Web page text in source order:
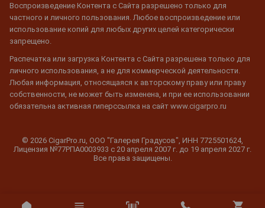
Воспроизведение Контента с Сайта разрешено только для
частного и личного пользования. Любое воспроизведение или
использование копий для любых других целей категорически
запрещено.
Распечатка или загрузка Контента с Сайта разрешена только для
личного использования, а не для коммерческой деятельности.
Любая информация, относящаяся к авторскому праву или праву
собственности, не может быть изменена, и при ее использовании
обязательна активная гиперссылка на сайт www.cigarpro.ru
© 2026 CigarPro.ru, ООО "Галерея Градусов", ИНН 7725501624,
Лицензия №77РПА0003933 c 20 апреля 2007 г. до 19 апреля 2027 г.
Все права защищены.